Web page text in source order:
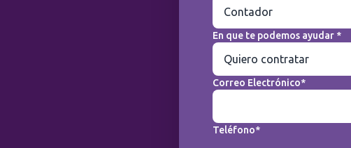
En que te podemos ayudar *
Correo Electrónico*
Teléfono*